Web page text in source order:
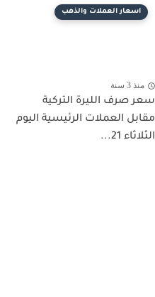
اسعار العملات والذهب
منذ 3 سنة
سعر صرف الليرة التركية
مقابل العملات الرئيسية اليوم
الثلاثاء 21...